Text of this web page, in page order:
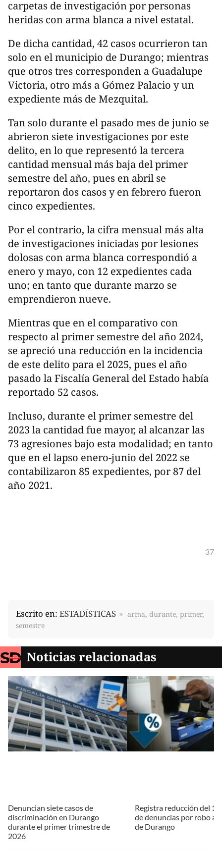
carpetas de investigación por personas
heridas con arma blanca a nivel estatal.
De dicha cantidad, 42 casos ocurrieron tan
solo en el municipio de Durango; mientras
que otros tres corresponden a Guadalupe
Victoria, otro más a Gómez Palacio y un
expediente más de Mezquital.
Tan solo durante el pasado mes de junio se
abrieron siete investigaciones por este
delito, en lo que representó la tercera
cantidad mensual más baja del primer
semestre del año, pues en abril se
reportaron dos casos y en febrero fueron
cinco expedientes.
Por el contrario, la cifra mensual más alta
de investigaciones iniciadas por lesiones
dolosas con arma blanca correspondió a
enero y mayo, con 12 expedientes cada
uno; en tanto que durante marzo se
emprendieron nueve.
Mientras que en el comparativo con
respecto al primer semestre del año 2024,
se apreció una reducción en la incidencia
de este delito para el 2025, pues el año
pasado la Fiscalía General del Estado había
reportado 52 casos.
Incluso, durante el primer semestre del
2023 la cantidad fue mayor, al alcanzar las
73 agresiones bajo esta modalidad; en tanto
que en el lapso enero-junio del 2022 se
contabilizaron 85 expedientes, por 87 del
año 2021.
37
Escrito en: ESTADÍSTICAS
arma, durante, primer,
semestre
Noticias relacionadas
Denuncian siete casos de
discriminación en Durango
durante el primer trimestre de
2026
Registra reducción del
de denuncias por robo a
de Durango